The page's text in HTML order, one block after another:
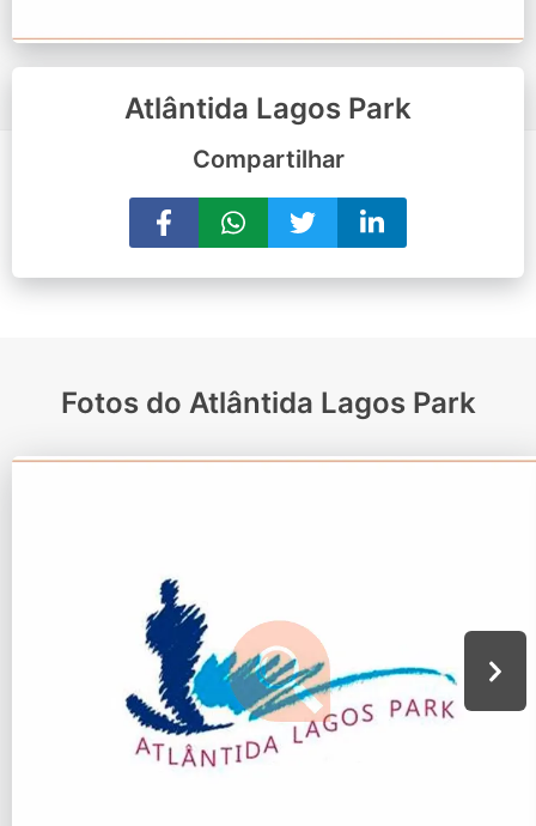
Atlântida Lagos Park
Compartilhar
Fotos do Atlântida Lagos Park